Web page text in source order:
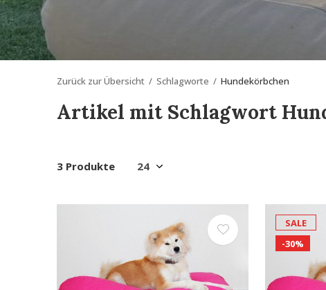
Zurück zur Übersicht Schlagworte Hundekörbchen
Artikel mit Schlagwort
3 Produkte
SALE
-30%